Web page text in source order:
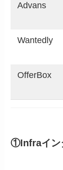
Advans
Wantedly
OfferBox
①Infraイン